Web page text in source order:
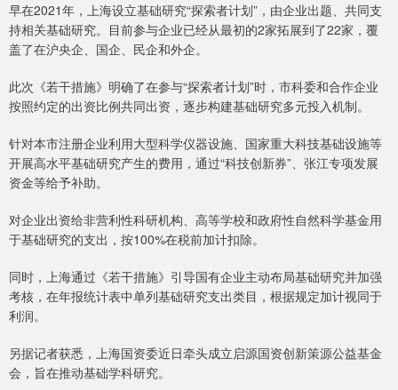
早在2021年，上海设立基础研究“探索者计划”，由企业出题、共同支
持相关基础研究。目前参与企业已经从最初的2家拓展到了22家，覆
盖了在沪央企、国企、民企和外企。
此次《若干措施》明确了在参与“探索者计划”时，市科委和合作企业
按照约定的出资比例共同出资，逐步构建基础研究多元投入机制。
针对本市注册企业利用大型科学仪器设施、国家重大科技基础设施等
开展高水平基础研究产生的费用，通过“科技创新券”、张江专项发展
资金等给予补助。
对企业出资给非营利性科研机构、高等学校和政府性自然科学基金用
于基础研究的支出，按100%在税前加计扣除。
同时，上海通过《若干措施》引导国有企业主动布局基础研究并加强
考核，在年报统计表中单列基础研究支出类目，根据规定加计视同于
利润。
另据记者获悉，上海国资委近日牵头成立启源国资创新策源公益基金
会，旨在推动基础学科研究。